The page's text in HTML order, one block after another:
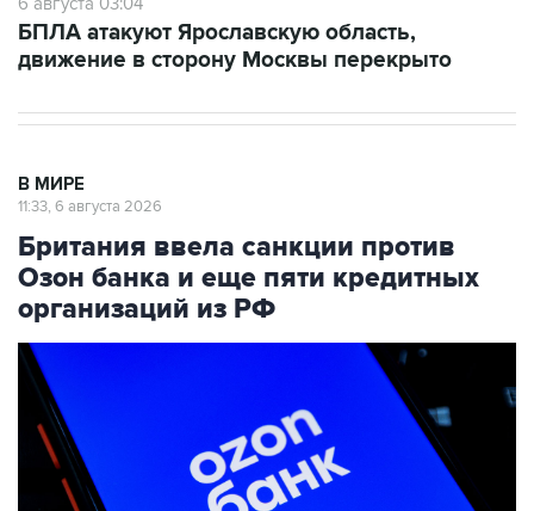
БПЛА атакуют Ярославскую область,
движение в сторону Москвы перекрыто
В МИРЕ
11:33, 6 августа 2026
Британия ввела санкции против
Озон банка и еще пяти кредитных
организаций из РФ